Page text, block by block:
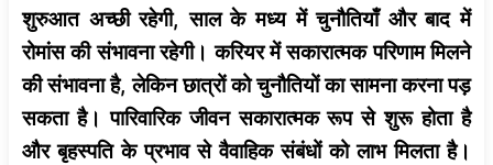
शुरुआत अच्छी रहेगी, साल के मध्य में चुनौतियाँ और बाद में
रोमांस की संभावना रहेगी। करियर में सकारात्मक परिणाम मिलने
की संभावना है, लेकिन छात्रों को चुनौतियों का सामना करना पड़
सकता है। पारिवारिक जीवन सकारात्मक रूप से शुरू होता है
और बृहस्पति के प्रभाव से वैवाहिक संबंधों को लाभ मिलता है।